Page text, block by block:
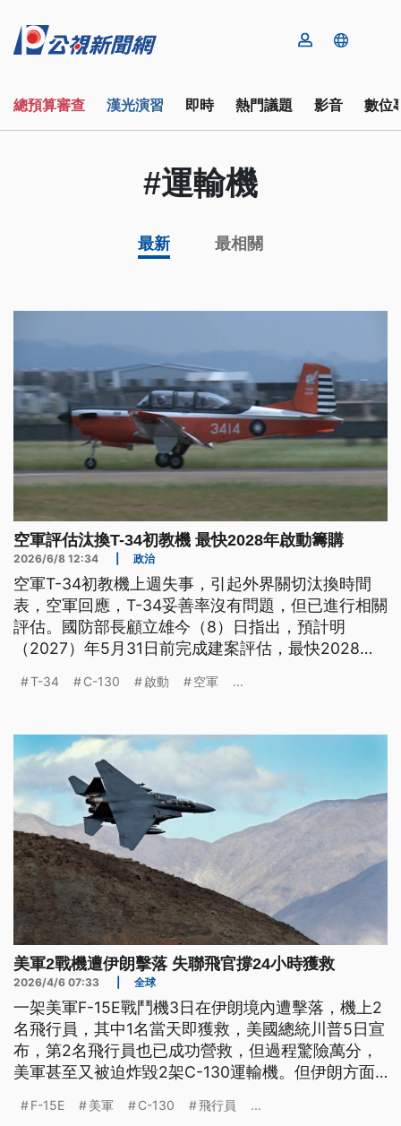
總預算審查 漢光演習 即時 熱門議題 影音 數位
#運輸機
最新 最相關
空軍評估汰換T-34初教機 最快2028年啟動籌購
2026/6/8 12:34 政治
空軍T-34初教機上週失事，引起外界關切汰換時間
表，空軍回應，T-34妥善率沒有問題，但已進行相關
評估。國防部長顧立雄今（8）日指出，預計明
（2027）年5月31日前完成建案評估，最快2028年
載AN/ALQ-254電戰系統，傳出與美軍預計更換的
法院主決議；顧立雄回應，ALQ-254符合我方需求。
T-34 C-130 啟動 空軍 ...
美軍2戰機遭伊朗擊落 失聯飛官撐24小時獲救
2026/4/6 07:33 全球
一架美軍F-15E戰鬥機3日在伊朗境內遭擊落，機上2
名飛行員，其中1名當天即獲救，美國總統川普5日宣
布，第2名飛行員也已成功營救，但過程驚險萬分，
美軍甚至又被迫炸毀2架C-130運輸機。但伊朗方面
沼。
F-15E 美軍 C-130 飛行員 ...